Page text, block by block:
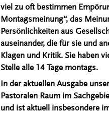
viel zu oft bestimmen
Montagsmeinung“, das
Persönlichkeiten aus
auseinander, die für sie und
Klagen und Kritik. Sie haben
Stelle alle 14 Tage montags.
In der aktuellen Ausgabe
Pastoralen Raum im
und ist aktuell insbesondere